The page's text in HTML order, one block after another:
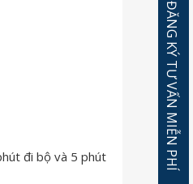
đi bộ và 5 phút
ĐĂNG KÝ TƯ VẤN MIỄN PHÍ